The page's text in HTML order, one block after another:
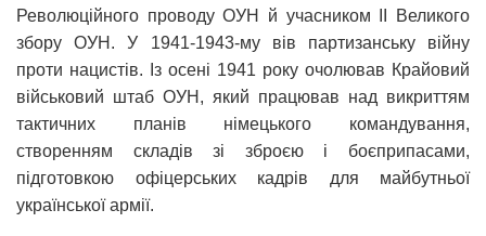
Революційного проводу ОУН й учасником ІІ Великого
збору ОУН. У 1941-1943-му вів партизанську війну
проти нацистів. Із осені 1941 року очолював Крайовий
військовий штаб ОУН, який працював над викриттям
тактичних планів німецького командування,
створенням складів зі зброєю і боєприпасами,
підготовкою офіцерських кадрів для майбутньої
української армії.